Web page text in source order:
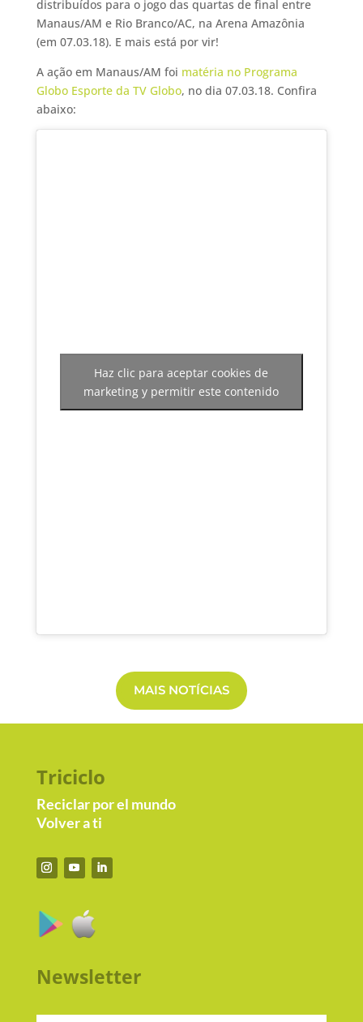
distribuídos para o jogo das quartas de final entre
Manaus/AM e Rio Branco/AC, na Arena Amazônia
(em 07.03.18). E mais está por vir!
A ação em Manaus/AM foi matéria no Programa
Globo Esporte da TV Globo, no dia 07.03.18. Confira
abaixo:
Haz clic para aceptar cookies de
marketing y permitir este contenido
MAIS NOTÍCIAS
Triciclo
Reciclar por el mundo
Volver a ti
Newsletter